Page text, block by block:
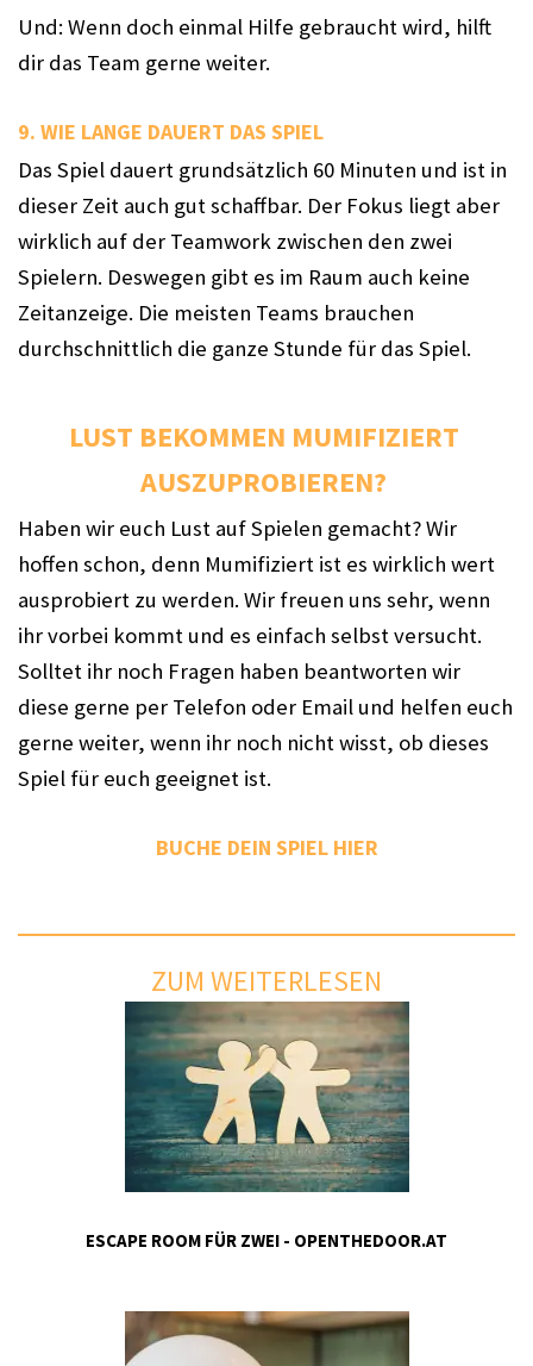
Und: Wenn doch einmal Hilfe gebraucht wird, hilft
dir das Team gerne weiter.
9. WIE LANGE DAUERT DAS SPIEL
Das Spiel dauert grundsätzlich 60 Minuten und ist in
dieser Zeit auch gut schaffbar. Der Fokus liegt aber
wirklich auf der Teamwork zwischen den zwei
Spielern. Deswegen gibt es im Raum auch keine
Zeitanzeige. Die meisten Teams brauchen
durchschnittlich die ganze Stunde für das Spiel.
LUST BEKOMMEN MUMIFIZIERT
AUSZUPROBIEREN?
Haben wir euch Lust auf Spielen gemacht? Wir
hoffen schon, denn Mumifiziert ist es wirklich wert
ausprobiert zu werden. Wir freuen uns sehr, wenn
ihr vorbei kommt und es einfach selbst versucht.
Solltet ihr noch Fragen haben beantworten wir
diese gerne per Telefon oder Email und helfen euch
gerne weiter, wenn ihr noch nicht wisst, ob dieses
Spiel für euch geeignet ist.
BUCHE DEIN SPIEL HIER
ZUM WEITERLESEN
ESCAPE ROOM FÜR ZWEI - OPENTHEDOOR.AT